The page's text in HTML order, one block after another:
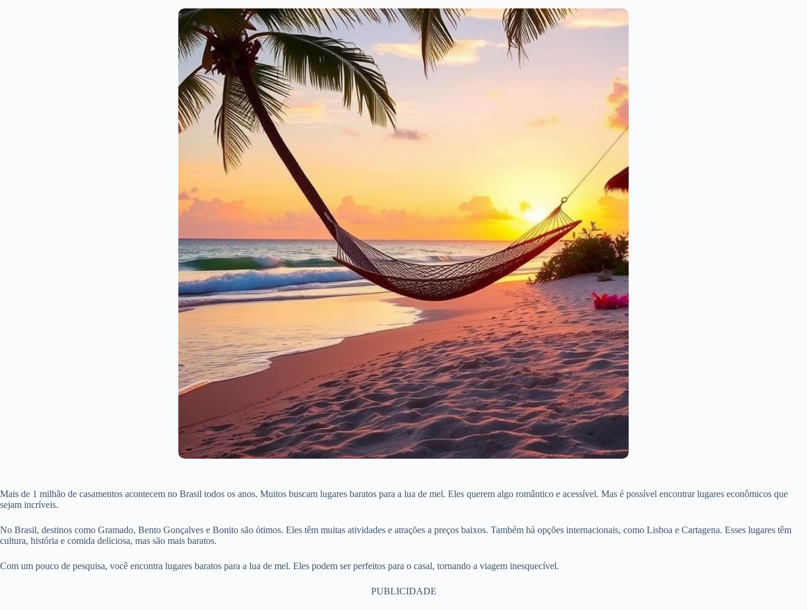
Mais de 1 milhão de casamentos acontecem no Brasil todos os anos. Muitos buscam lugares baratos para a lua de mel. Eles querem algo romântico e acessível. Mas é possível encontrar lugares econômicos que
sejam incríveis.
No Brasil, destinos como Gramado, Bento Gonçalves e Bonito são ótimos. Eles têm muitas atividades e atrações a preços baixos. Também há opções internacionais, como Lisboa e Cartagena. Esses lugares têm
cultura, história e comida deliciosa, mas são mais baratos.
Com um pouco de pesquisa, você encontra lugares baratos para a lua de mel. Eles podem ser perfeitos para o casal, tornando a viagem inesquecível.
PUBLICIDADE